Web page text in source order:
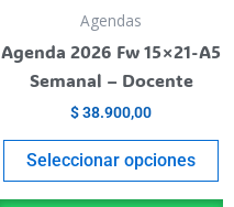
Agendas
Agenda 2026 Fw 15×21-A5
Semanal – Docente
$38.900,00
Seleccionar opciones